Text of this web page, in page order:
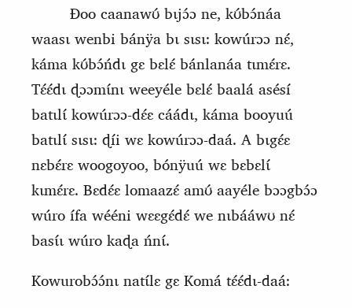
Ɖoo caanawʊ́ bɩjɔ́ɔ ne, kʊ́bɔ́náa
waasɩ wenbi bánÿa bɩ sɩsɩ: kowúrɔɔ nɛ́,
káma kʊ́bɔ́ńdɩ gɛ bɛlɛ́ bánlanáa tɩmɛ́rɛ.
Tɛ́ɛ́dɩ ɖɔɔmɩ́nɩ weeyéle bɛlɛ́ baalá asésí
batɩlɩ́ kowúrɔɔ‑dɛ́ɛ cáádɩ, káma booyuú
batɩlɩ́ sɩsɩ: ɖíi wɛ kowúrɔɔ‑daá. A bɩgɛ́ɛ
nɛbɛ́rɛ woogoyoo, bónÿuú wɛ bɛbɛlɩ́
kɩmɛ́rɛ. Bɛdɛ́ɛ lomaazɛ́ amʊ́ aayéle bɔɔgbɔ́ɔ
wúro ífa wééni wɛɛgɛ́dɛ́ we nɩbááwʊ nɛ́
basɩ́ɩ wúro kaɖa ńnɩ́.
Kowurobɔ́ɔ́nɩ natɩ́lɛ gɛ Komá tɛ́ɛ́dɩ-daá: